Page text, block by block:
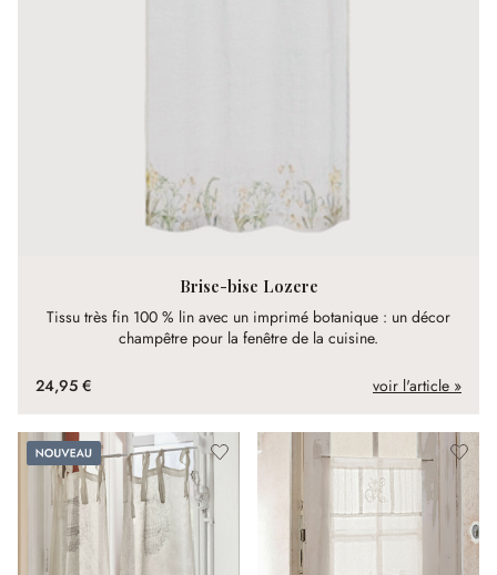
Brise-bise Lozere
Tissu très fin 100 % lin avec un imprimé botanique : un décor
champêtre pour la fenêtre de la cuisine.
24,95 € voir l'article »
Nouveau